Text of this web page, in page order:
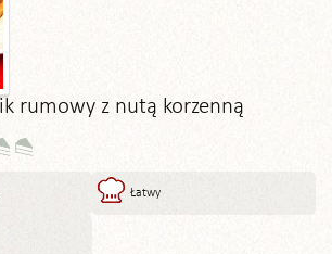
rumowy z nutą korzenną
Łatwy